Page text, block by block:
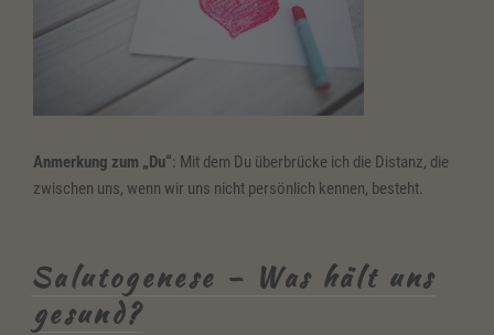
Anmerkung zum „Du“: Mit dem Du überbrücke ich die Distanz, die
zwischen uns, wenn wir uns nicht persönlich kennen, besteht.
Salutogenese – Was hält uns
gesund?